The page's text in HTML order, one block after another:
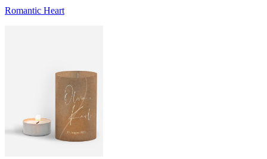
Romantic Heart